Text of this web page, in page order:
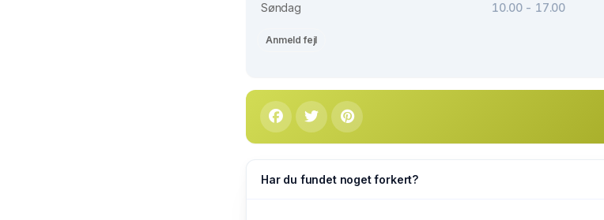
Søndag
10.00 - 17.00
Anmeld fejl
Har du fundet noget forkert?